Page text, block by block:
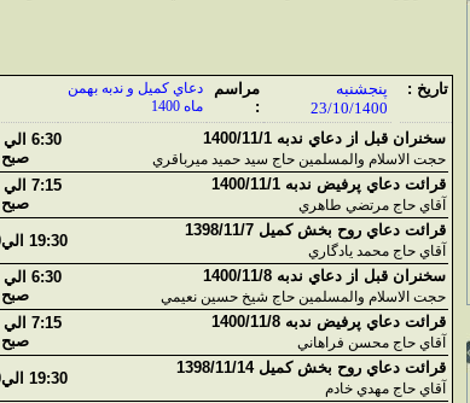
تاريخ :
پنجشنبه
23/10/1400
مراسم
:
دعاي کميل و ندبه بهمن
ماه 1400
سخنران قبل از دعاي ندبه 1400/11/1
صبح
حجت الاسلام والمسلمين حاج سيد حميد ميرباقري
قرائت دعاي پرفيض ندبه 1400/11/1
صبح
آقاي حاج مرتضي طاهري
قرائت دعاي روح بخش کميل 1398/11/7
19:30 الي21:00
آقاي حاج محمد يادگاري
سخنران قبل از دعاي ندبه 1400/11/8
صبح
حجت الاسلام والمسلمين حاج شيخ حسين نعيمي
قرائت دعاي پرفيض ندبه 1400/11/8
صبح
آقاي حاج محسن فراهاني
قرائت دعاي روح بخش کميل 1398/11/14
19:30 الي21:00
آقاي حاج مهدي خادم